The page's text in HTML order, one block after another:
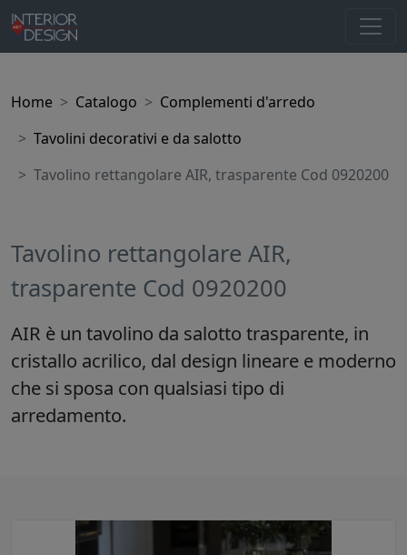
Home Catalogo
Complementi d'arredo
Tavolini decorativi e da salotto
Tavolino rettangolare AIR, trasparente Cod 0920200
Tavolino rettangolare AIR,
trasparente Cod 0920200
AIR è un tavolino da salotto trasparente, in
cristallo acrilico, dal design lineare e moderno
che si sposa con qualsiasi tipo di
arredamento.